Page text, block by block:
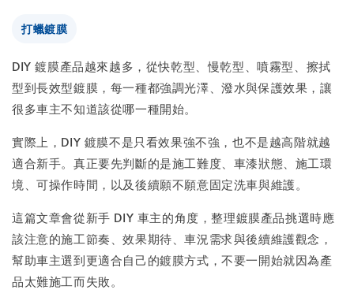
打蠟鍍膜
DIY 鍍膜產品越來越多，從快乾型、慢乾型、噴霧型、擦拭
型到長效型鍍膜，每一種都強調光澤、潑水與保護效果，讓
很多車主不知道該從哪一種開始。
實際上，DIY 鍍膜不是只看效果強不強，也不是越高階就越
適合新手。真正要先判斷的是施工難度、車漆狀態、施工環
境、可操作時間，以及後續願不願意固定洗車與維護。
這篇文章會從新手 DIY 車主的角度，整理鍍膜產品挑選時應
該注意的施工節奏、效果期待、車況需求與後續維護觀念，
幫助車主選到更適合自己的鍍膜方式，不要一開始就因為產
品太難施工而失敗。